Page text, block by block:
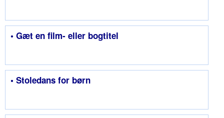
• Gæt en film- eller bogtitel
• Stoledans for børn